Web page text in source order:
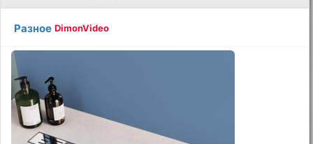
Разное DimonVideo